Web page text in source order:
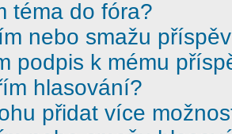
téma do fóra?
nebo smažu
podpis k mému
hlasování?
přidat více